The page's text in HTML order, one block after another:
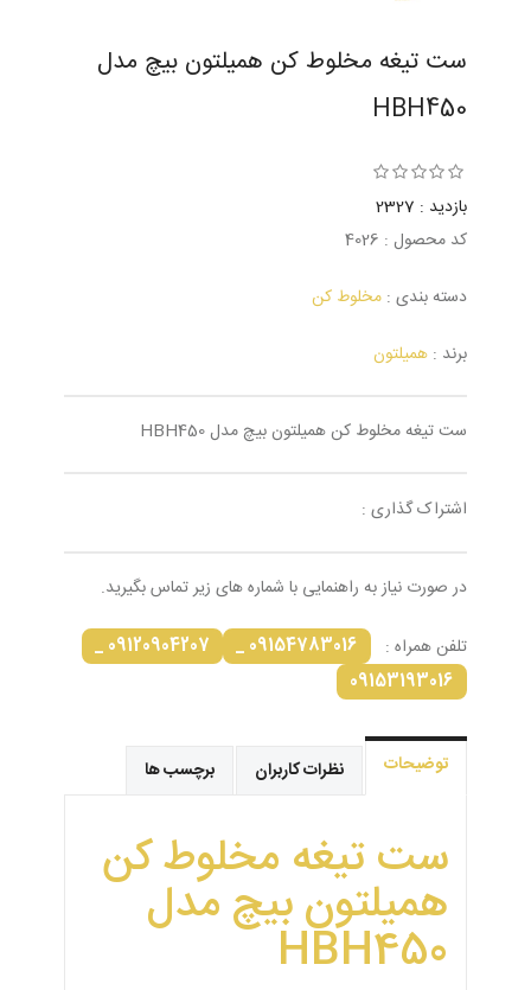
ست تیغه مخلوط کن همیلتون بیچ مدل
HBH450
بازدید : 2327
کد محصول : 4026
دسته بندی : مخلوط کن
برند : همیلتون
ست تیغه مخلوط کن همیلتون بیچ مدل HBH450
اشتراک گذاری :
در صورت نیاز به راهنمایی با شماره های زیر تماس بگیرید.
تلفن همراه : 09154783016 _
09120904207 _
09153193016
توضیحات نظرات کاربران برچسب ها
ست تیغه مخلوط کن
همیلتون بیچ مدل
HBH450